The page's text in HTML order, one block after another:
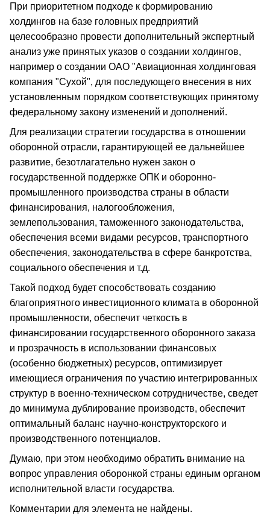
При приоритетном подходе к формированию
холдингов на базе головных предприятий
целесообразно провести дополнительный экспертный
анализ уже принятых указов о создании холдингов,
например о создании ОАО "Авиационная холдинговая
компания "Сухой", для последующего внесения в них
установленным порядком соответствующих принятому
федеральному закону изменений и дополнений.
Для реализации стратегии государства в отношении
оборонной отрасли, гарантирующей ее дальнейшее
развитие, безотлагательно нужен закон о
государственной поддержке ОПК и оборонно-
промышленного производства страны в области
финансирования, налогообложения,
землепользования, таможенного законодательства,
обеспечения всеми видами ресурсов, транспортного
обеспечения, законодательства в сфере банкротства,
социального обеспечения и т.д.
Такой подход будет способствовать созданию
благоприятного инвестиционного климата в оборонной
промышленности, обеспечит четкость в
финансировании государственного оборонного заказа
и прозрачность в использовании финансовых
(особенно бюджетных) ресурсов, оптимизирует
имеющиеся ограничения по участию интегрированных
структур в военно-техническом сотрудничестве, сведет
до минимума дублирование производств, обеспечит
оптимальный баланс научно-конструкторского и
производственного потенциалов.
Думаю, при этом необходимо обратить внимание на
вопрос управления оборонкой страны единым органом
исполнительной власти государства.
Комментарии для элемента не найдены.